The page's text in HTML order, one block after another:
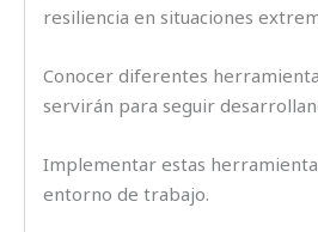
resiliencia en situaciones
Conocer diferentes
servirán para seguir
Implementar estas
entorno de trabajo.